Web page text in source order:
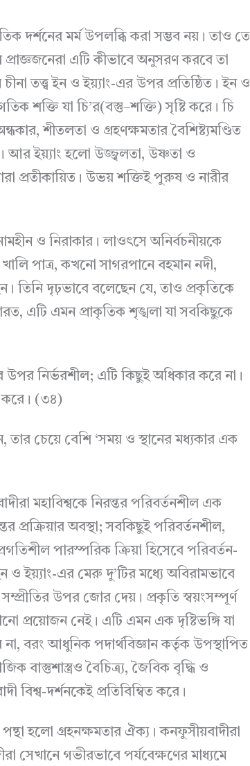
দর্শনের মর্ম উপলব্ধি করা সম্ভব নয়। তাও তে
এটি কীভাবে অনুসরণ করবে তা
চীনা তত্ত্ব ইন ও ইয়্যাং-এর উপর প্রতিষ্ঠিত। ইন ও
শক্তি যা চি’র(বস্তু–শক্তি) সৃষ্টি করে। চি
শীতলতা ও গ্রহণক্ষমতার বৈশিষ্ট্যমণ্ডিত
আর ইয়্যাং হলো উজ্জ্বলতা, উষ্ণতা ও
প্রতীকায়িত। উভয় শক্তিই পুরুষ ও নারীর
ও নিরাকার। লাওৎসে অনির্বচনীয়কে
পাত্র, কখনো সাগরপানে বহমান নদী,
তিনি দৃঢ়ভাবে বলেছেন যে, তাও প্রকৃতিকে
এটি এমন প্রাকৃতিক শৃঙ্খলা যা সবকিছুকে
নির্ভরশীল; এটি কিছুই অধিকার করে না।
করে। (৩৪)
তার চেয়ে বেশি ‘সময় ও স্থানের মধ্যকার এক
মহাবিশ্বকে নিরন্তর পরিবর্তনশীল এক
প্রক্রিয়ার অবস্থা; সবকিছুই পরিবর্তনশীল,
পারস্পরিক ক্রিয়া হিসেবে পরিবর্তন-
ও ইয়্যাং-এর মেরু দু’টির মধ্যে অবিরামভাবে
উপর জোর দেয়। প্রকৃতি স্বয়ংসম্পূর্ণ
প্রয়োজন নেই। এটি এমন এক দৃষ্টিভঙ্গি যা
না, বরং আধুনিক পদার্থবিজ্ঞান কর্তৃক উপস্থাপিত
বাস্তুশাস্ত্রও বৈচিত্র‍্য, জৈবিক বৃদ্ধি ও
বিশ্ব-দর্শনকেই প্রতিবিম্বিত করে।
পন্থা হলো গ্রহনক্ষমতার ঐক্য। কনফুসীয়বাদীরা
সেখানে গভীরভাবে পর্যবেক্ষণের মাধ্যমে